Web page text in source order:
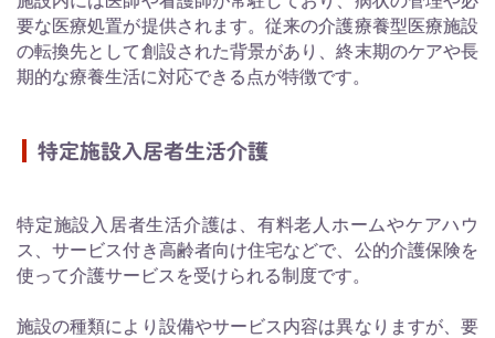
要な医療処置が提供されます。従来の介護療養型医療施設
の転換先として創設された背景があり、終末期のケアや長
期的な療養生活に対応できる点が特徴です。
特定施設入居者生活介護
特定施設入居者生活介護は、有料老人ホームやケアハウ
ス、サービス付き高齢者向け住宅などで、公的介護保険を
使って介護サービスを受けられる制度です。
施設の種類により設備やサービス内容は異なりますが、要